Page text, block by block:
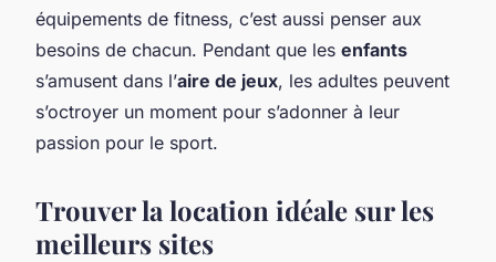
équipements de fitness, c’est aussi penser aux
besoins de chacun. Pendant que les enfants
s’amusent dans l’aire de jeux, les adultes peuvent
s’octroyer un moment pour s’adonner à leur
passion pour le sport.
Trouver la location idéale sur les
meilleurs sites